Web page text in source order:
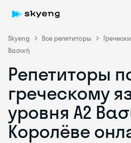
Skyeng Все репетиторы
Βασική
Репетиторы
греческому
уровня Α2
Королёве
Skyeng Chat
online